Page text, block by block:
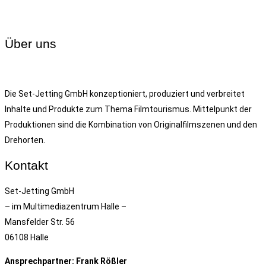
Über uns
Die Set-Jetting GmbH konzeptioniert, produziert und verbreitet
Inhalte und Produkte zum Thema Filmtourismus. Mittelpunkt der
Produktionen sind die Kombination von Originalfilmszenen und den
Drehorten.
Kontakt
Set-Jetting GmbH
– im Multimediazentrum Halle –
Mansfelder Str. 56
06108 Halle
Ansprechpartner: Frank Rößler